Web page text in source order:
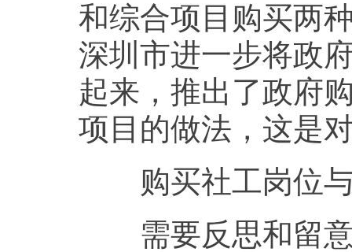
和综合项目购买两
深圳市进一步将政
起来，推出了政府
项目的做法，这是
购买社工岗位与
需要反思和留意